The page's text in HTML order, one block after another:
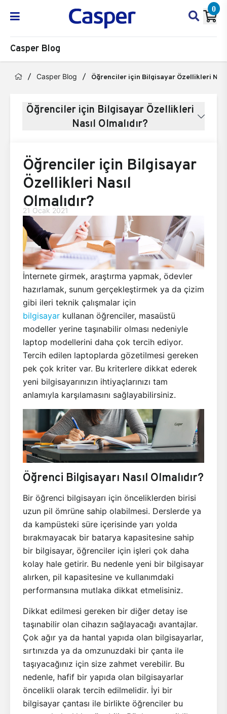
0
Casper Blog
Casper Blog Öğrenciler için Bilgisayar Özellikleri
Öğrenciler için Bilgisayar Özellikleri
Nasıl Olmalıdır?
Öğrenciler için Bilgisayar
Özellikleri Nasıl
Olmalıdır?
21 Ocak 2021
İnternete girmek, araştırma yapmak, ödevler
hazırlamak, sunum gerçekleştirmek ya da çizim
gibi ileri teknik çalışmalar için
bilgisayar kullanan öğrenciler, masaüstü
modeller yerine taşınabilir olması nedeniyle
laptop modellerini daha çok tercih ediyor.
Tercih edilen laptoplarda gözetilmesi gereken
pek çok kriter var. Bu kriterlere dikkat ederek
yeni bilgisayarınızın ihtiyaçlarınızı tam
anlamıyla karşılamasını sağlayabilirsiniz.
Öğrenci Bilgisayarı Nasıl Olmalıdır?
Bir öğrenci bilgisayarı için önceliklerden birisi
uzun pil ömrüne sahip olabilmesi. Derslerde ya
da kampüsteki süre içerisinde yarı yolda
bırakmayacak bir batarya kapasitesine sahip
bir bilgisayar, öğrenciler için işleri çok daha
kolay hale getirir. Bu nedenle yeni bir bilgisayar
alırken, pil kapasitesine ve kullanımdaki
performansına mutlaka dikkat etmelisiniz.
Dikkat edilmesi gereken bir diğer detay ise
taşınabilir olan cihazın sağlayacağı avantajlar.
Çok ağır ya da hantal yapıda olan bilgisayarlar,
sırtınızda ya da omzunuzdaki bir çanta ile
taşıyacağınız için size zahmet verebilir. Bu
nedenle, hafif bir yapıda olan bilgisayarlar
öncelikli olarak tercih edilmelidir. İyi bir
bilgisayar çantası ile birlikte öğrenciler bu